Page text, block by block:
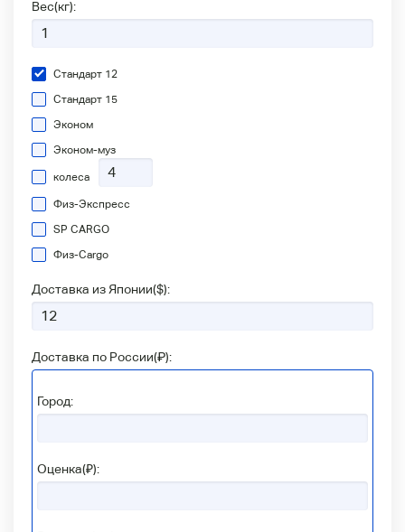
Вес(кг):
Стандарт 12
Стандарт 15
Эконом
Эконом-муз
колеса
Физ-Экспресс
SP CARGO
Физ-Сargo
Доставка из Японии($):
Доставка по России(₽):
Город:
Оценка(₽):